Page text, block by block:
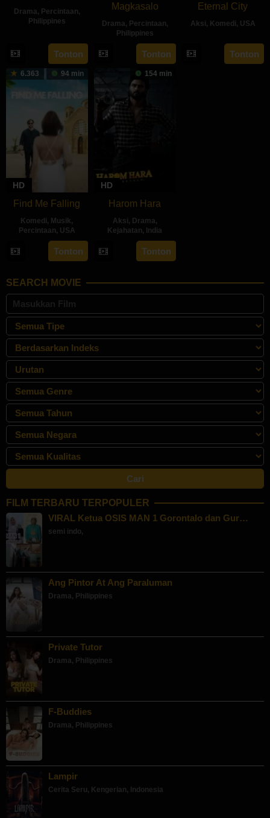
Drama, Percintaan,
Philippines
14
Sep
2024
Dustin
Celestino
Tonton
Magkasalo
Drama, Percintaan,
Philippines
11
Oct
2024
Johnny
Nadela
Tonton
Eternal City
Aksi, Komedi, USA
18
Jul
Peter
Segal
Tonton
6.363 94 min
HD
Find Me Falling
Komedi, Musik,
Percintaan, USA
19
Jul
Stelana
Kliris
Tonton
154 min
HD
Harom Hara
Aksi, Drama,
Kejahatan, India
14
Jun
Gnanasagar
Dwaraka
Tonton
SEARCH MOVIE
FILM TERBARU TERPOPULER
VIRAL Ketua OSIS MAN 1 Gorontalo dan Gur…
semi indo,
Ang Pintor At Ang Paraluman
Drama, Philippines
Private Tutor
Drama, Philippines
F-Buddies
Drama, Philippines
Lampir
Cerita Seru, Kengerian, Indonesia